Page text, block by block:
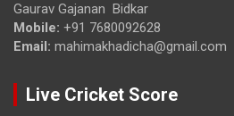
Gaurav Gajanan Bidkar
Mobile: +91 7680092628
Email: mahimakhadicha@gmail.com
Live Cricket Score